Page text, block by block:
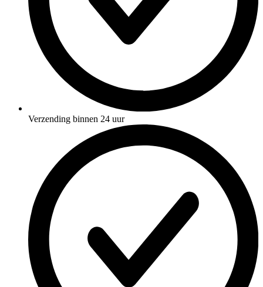
Verzending binnen 24 uur